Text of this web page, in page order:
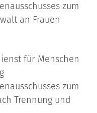
zum
an Frauen
für Menschen
zum
Trennung und